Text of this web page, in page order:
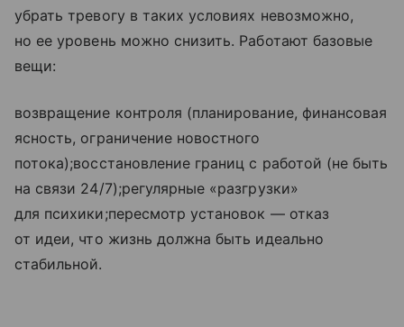
убрать тревогу в таких условиях невозможно,
но ее уровень можно снизить. Работают базовые
вещи:
возвращение контроля (планирование, финансовая
ясность, ограничение новостного
потока);восстановление границ с работой (не быть
на связи 24/7);регулярные «разгрузки»
для психики;пересмотр установок — отказ
от идеи, что жизнь должна быть идеально
стабильной.